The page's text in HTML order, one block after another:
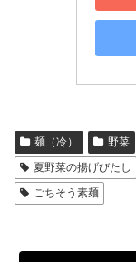
麺（冷） 野菜
夏野菜の揚げびたし
ごちそう素麺